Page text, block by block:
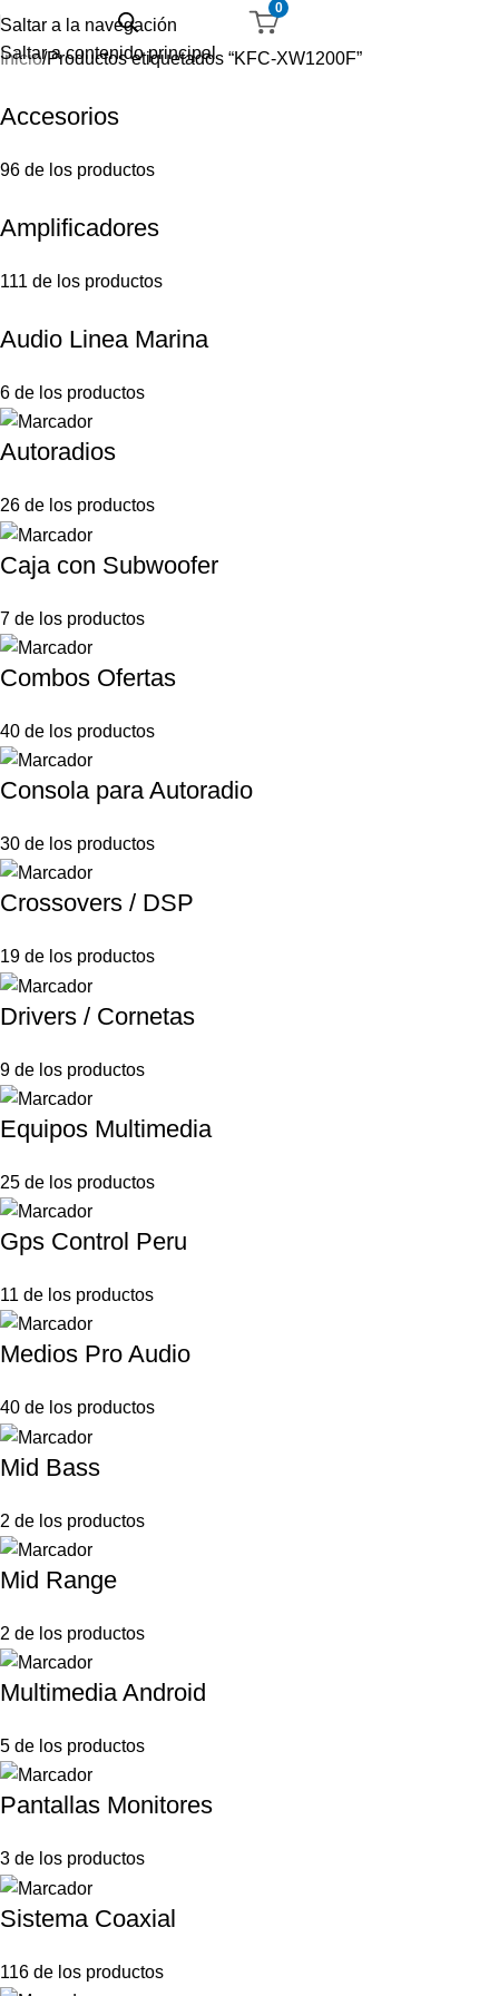
Saltar a la navegación
Saltar a contenido principal
0
Inicio Productos etiquetados “KFC-XW1200F”
Accesorios
96 de los productos
Amplificadores
111 de los productos
Audio Linea Marina
6 de los productos
Autoradios
26 de los productos
Caja con Subwoofer
7 de los productos
Combos Ofertas
40 de los productos
Consola para Autoradio
30 de los productos
Crossovers / DSP
19 de los productos
Drivers / Cornetas
9 de los productos
Equipos Multimedia
25 de los productos
Gps Control Peru
11 de los productos
Medios Pro Audio
40 de los productos
Mid Bass
2 de los productos
Mid Range
2 de los productos
Multimedia Android
5 de los productos
Pantallas Monitores
3 de los productos
Sistema Coaxial
116 de los productos